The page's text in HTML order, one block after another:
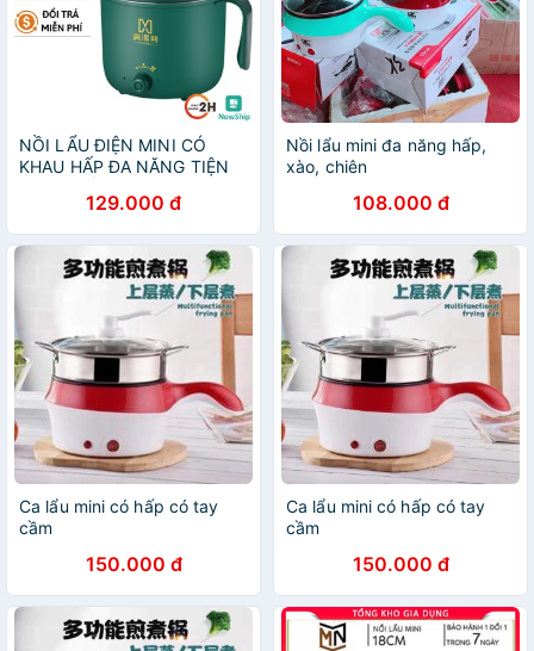
NỒI LẨU ĐIỆN MINI CÓ
KHAU HẤP ĐA NĂNG TIỆN
KHAY HẤP129.000 đ
Nồi lẩu mini đa năng hấp,
xào, chiên
108.000 đ
Ca lẩu mini có hấp có tay
cầm
150.000 đ
Ca lẩu mini có hấp có tay
cầm
150.000 đ